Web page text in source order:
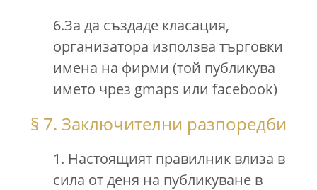
6.За да създаде класация,
организатора използва търговки
имена на фирми (той публикува
името чрез gmaps или facebook)
§ 7. Заключителни разпоредби
1. Настоящият правилник влиза в
сила от деня на публикуване в